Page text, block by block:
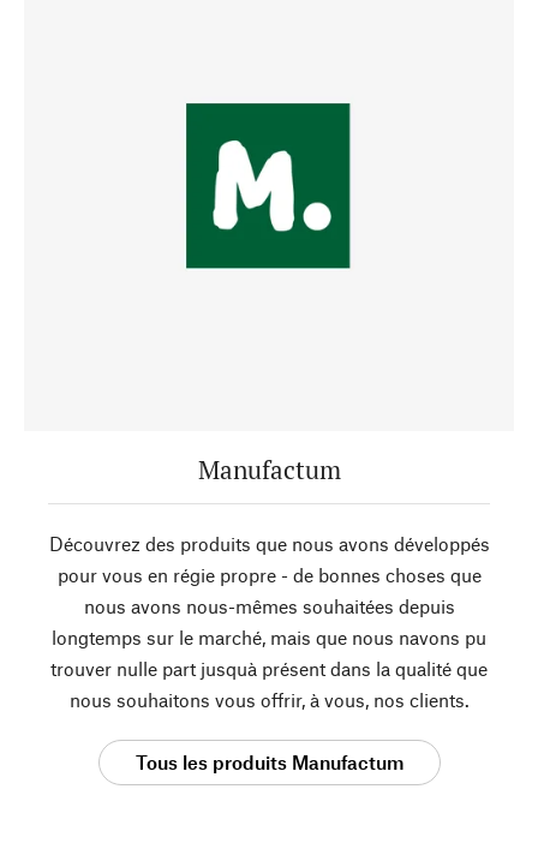
Manufactum
Découvrez des produits que nous avons développés
pour vous en régie propre - de bonnes choses que
nous avons nous-mêmes souhaitées depuis
longtemps sur le marché, mais que nous navons pu
trouver nulle part jusquà présent dans la qualité que
nous souhaitons vous offrir, à vous, nos clients.
Tous les produits Manufactum